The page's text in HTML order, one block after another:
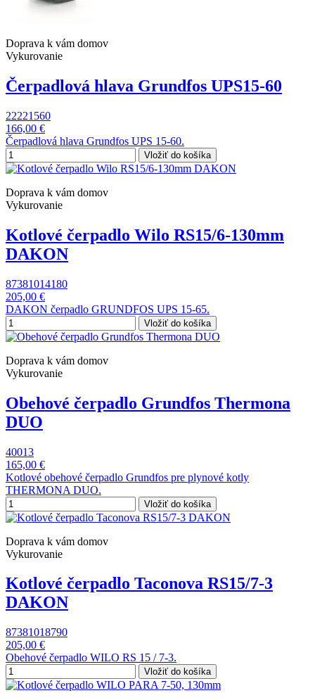
Doprava k vám domov
Vykurovanie
Čerpadlová hlava Grundfos UPS15-60
22221560
166,00 €
Čerpadlová hlava Grundfos UPS 15-60.
Vložiť do košíka
Doprava k vám domov
Vykurovanie
Kotlové čerpadlo Wilo RS15/6-130mm
DAKON
87381014180
205,00 €
DAKON čerpadlo GRUNDFOS UPS 15-65.
Vložiť do košíka
Doprava k vám domov
Vykurovanie
Obehové čerpadlo Grundfos Thermona
DUO
40013
165,00 €
Kotlové obehové čerpadlo Grundfos pre plynové kotly
THERMONA DUO.
Vložiť do košíka
Doprava k vám domov
Vykurovanie
Kotlové čerpadlo Taconova RS15/7-3
DAKON
87381018790
205,00 €
Obehové čerpadlo WILO RS 15 / 7-3.
Vložiť do košíka